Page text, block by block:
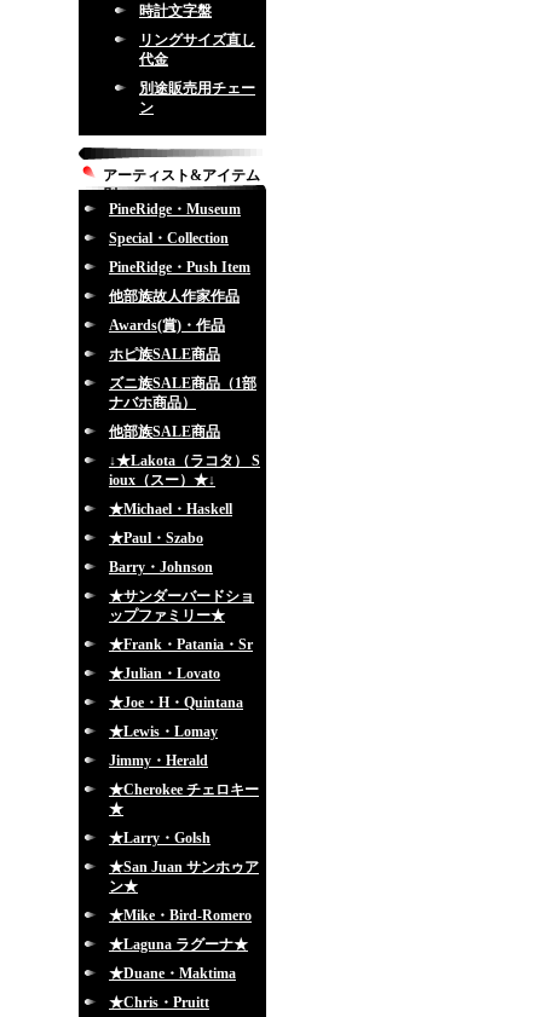
時計文字盤
リングサイズ直し
代金
別途販売用チェー
ン
アーティスト&アイテム
別
PineRidge・Museum
Special・Collection
PineRidge・Push Item
他部族故人作家作品
Awards(賞)・作品
ホピ族SALE商品
ズニ族SALE商品（1部
ナバホ商品）
他部族SALE商品
↓★Lakota（ラコタ） S
ioux（スー）★↓
★Michael・Haskell
★Paul・Szabo
Barry・Johnson
★サンダーバードショ
ップファミリー★
★Frank・Patania・Sr
★Julian・Lovato
★Joe・H・Quintana
★Lewis・Lomay
Jimmy・Herald
★Cherokee チェロキー
★
★Larry・Golsh
★San Juan サンホゥア
ン★
★Mike・Bird-Romero
★Laguna ラグーナ★
★Duane・Maktima
★Chris・Pruitt